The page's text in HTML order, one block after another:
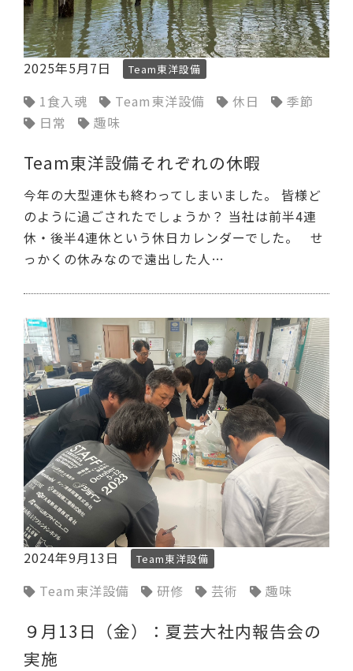
2025年5月7日 Team東洋設備
1食入魂 Team東洋設備 休日
季節
日常
趣味
Team東洋設備それぞれの休暇
今年の大型連休も終わってしまいました。 皆様ど
のように過ごされたでしょうか？ 当社は前半4連
休・後半4連休という休日カレンダーでした。 せ
っかくの休みなので遠出した人…
2024年9月13日 Team東洋設備
Team東洋設備 研修 芸術 趣味
９月13日（金）：夏芸大社内報告会の
実施